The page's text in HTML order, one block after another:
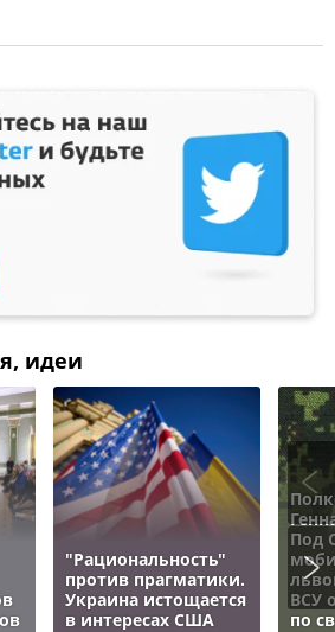
идеи
"Рациональность"
против прагматики.
Украина истощается
в интересах США
Под
ВСУ
по